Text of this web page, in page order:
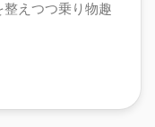
えつつ乗り物趣